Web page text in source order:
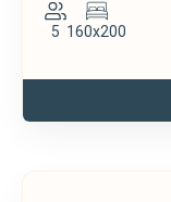
5 160x200